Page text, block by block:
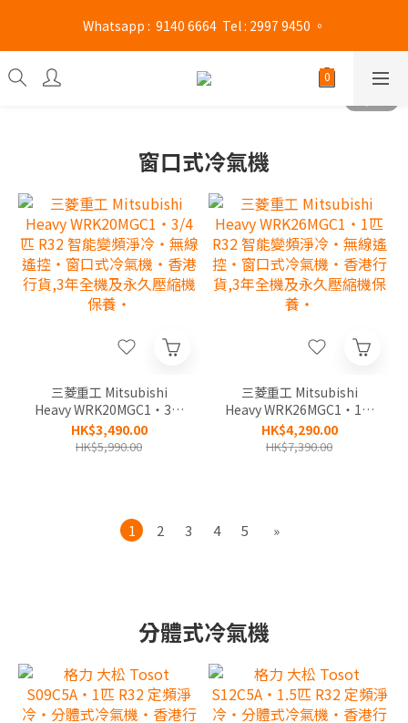
旺角門市營業時間 : (星期一至六 13:00 - 21:00 / 星期日及公眾假期
13:00 - 19:00)
Whatsapp :  9140 6664  Tel : 2997 9450 。
旺角門市營業時間 : (星期一至六 13:00 - 21:00 / 星期日及公眾假期
13:00 - 19:00)
窗口式冷氣機
三菱重工 Mitsubishi
Heavy WRK20MGC1‧3/4
匹 R32 智能變頻淨冷‧無
線遙控‧窗口式冷氣機‧香
HK$3,490.00
HK$5,990.00
三菱重工 Mitsubishi
Heavy WRK26MGC1‧1匹
R32 智能變頻淨冷‧無線遙
控‧窗口式冷氣機‧香港行
HK$4,290.00
HK$7,390.00
1 2 3 4 5 »
分體式冷氣機